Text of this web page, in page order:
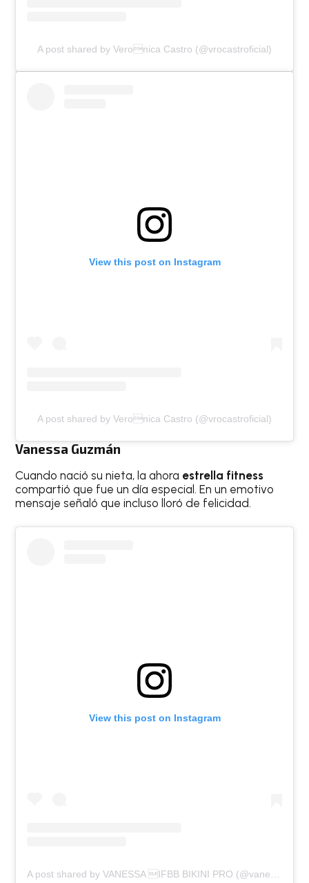
A post shared by Veronica Castro (@vrocastroficial)
View this post on Instagram
A post shared by Veronica Castro (@vrocastroficial)
Vanessa Guzmán
Cuando nació su nieta, la ahora estrella fitness
compartió que fue un día especial. En un emotivo
mensaje señaló que incluso lloró de felicidad.
View this post on Instagram
A post shared by VANESSA IFBB BIKINI PRO (@vanessaguzmann)